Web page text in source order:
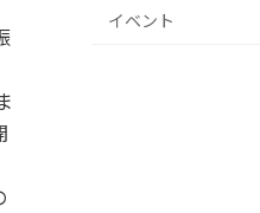
イベント